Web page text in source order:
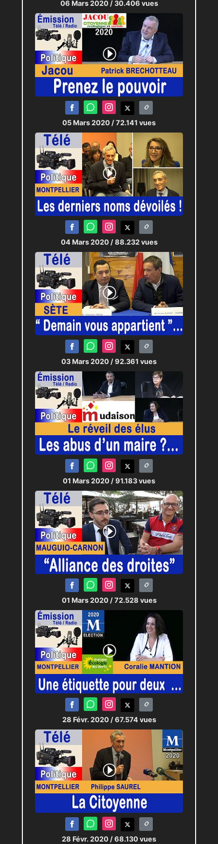
06 Mars 2020 / 30.406 vues
05 Mars 2020 / 72.141 vues
04 Mars 2020 / 88.232 vues
03 Mars 2020 / 92.361 vues
01 Mars 2020 / 91.183 vues
01 Mars 2020 / 72.528 vues
28 Févr. 2020 / 67.574 vues
28 Févr. 2020 / 68.130 vues